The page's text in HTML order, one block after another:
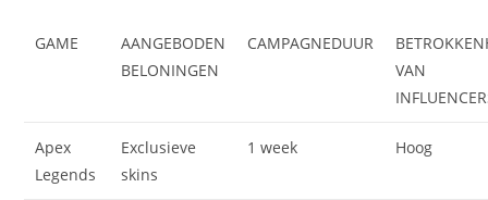
GAME
AANGEBODEN
BELONINGEN
CAMPAGNEDUUR
VAN
Apex
Legends
Exclusieve
skins
1 week Hoog